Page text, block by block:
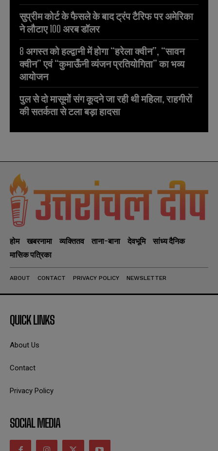
सुप्रीम कोर्ट के फैसले के बाद ट्रंप टैरिफ पर अमेरिका
ने लौटाए 100 अरब डॉलर
8 अगस्त को हल्द्वानी में होगा “हरेला क्वीन”, “सावन
क्वीन” एवं “कुमाऊँनी व्यंजन प्रतियोगिता” का भव्य
आयोजन
पुल से दो मासूमों संग कूदने जा रही थी महिला, राहगीरों
की सतर्कता से टला बड़ा हादसा
होम खबरनामा व्यक्तितव ताना-बाना देवभूमि
सांध्य दैनिक
मासिक पत्रिका
ABOUT CONTACT PRIVACY POLICY NEWSLETTER
QUICK LINKS
About Us
Contact
Privacy Policy
SOCIAL MEDIA